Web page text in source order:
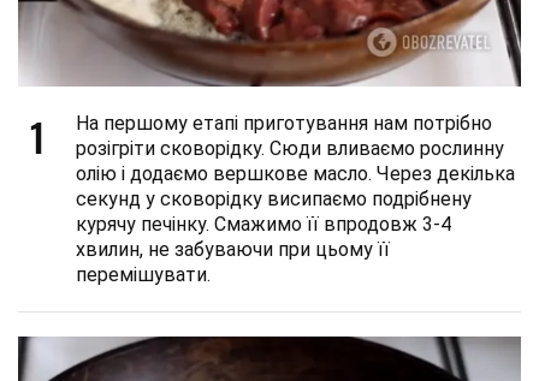
1
На першому етапі приготування нам потрібно
розігріти сковорідку. Сюди вливаємо рослинну
олію і додаємо вершкове масло. Через декілька
секунд у сковорідку висипаємо подрібнену
курячу печінку. Смажимо її впродовж 3-4
хвилин, не забуваючи при цьому її
перемішувати.